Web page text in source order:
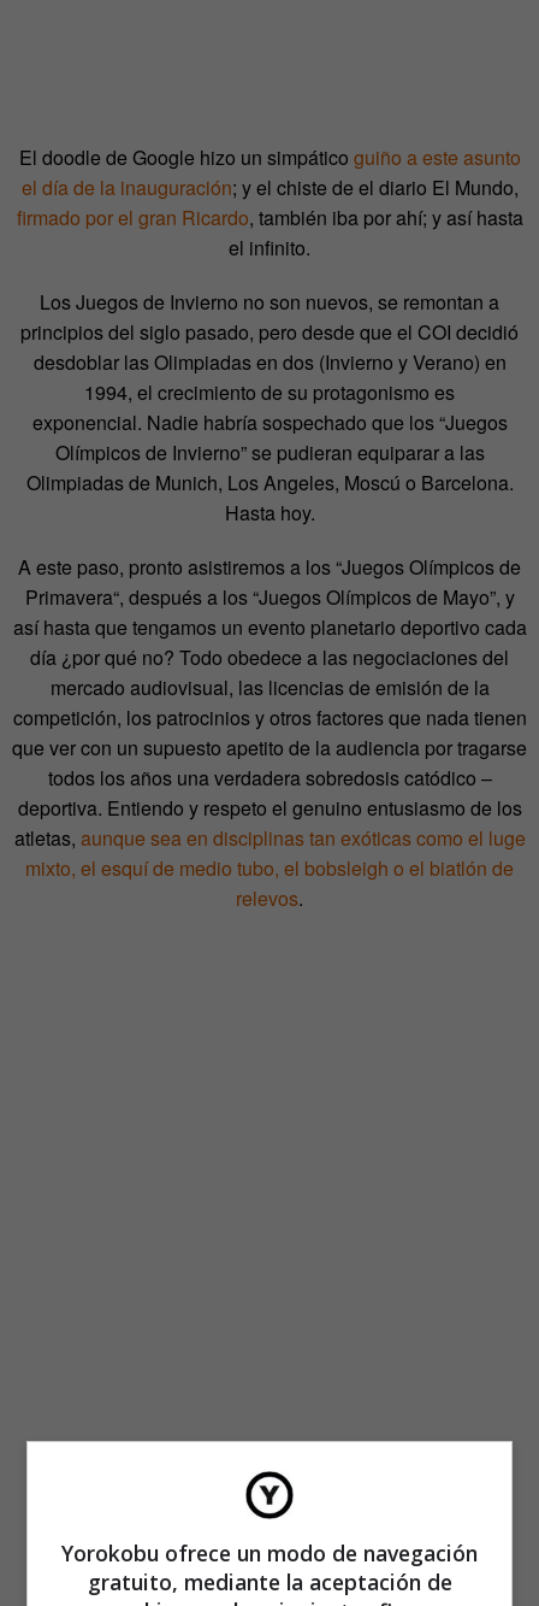
El doodle de Google hizo un simpático guiño a este asunto
el día de la inauguración; y el chiste de el diario El Mundo,
firmado por el gran Ricardo, también iba por ahí; y así hasta
el infinito.
Los Juegos de Invierno no son nuevos, se remontan a
principios del siglo pasado, pero desde que el COI decidió
desdoblar las Olimpiadas en dos (Invierno y Verano) en
1994, el crecimiento de su protagonismo es
exponencial. Nadie habría sospechado que los “Juegos
Olímpicos de Invierno” se pudieran equiparar a las
Olimpiadas de Munich, Los Angeles, Moscú o Barcelona.
Hasta hoy.
A este paso, pronto asistiremos a los “Juegos Olímpicos de
Primavera“, después a los “Juegos Olímpicos de Mayo”, y
así hasta que tengamos un evento planetario deportivo cada
día ¿por qué no? Todo obedece a las negociaciones del
mercado audiovisual, las licencias de emisión de la
competición, los patrocinios y otros factores que nada tienen
que ver con un supuesto apetito de la audiencia por tragarse
todos los años una verdadera sobredosis catódico –
deportiva. Entiendo y respeto el genuino entusiasmo de los
atletas, aunque sea en disciplinas tan exóticas como el luge
mixto, el esquí de medio tubo, el bobsleigh o el biatlón de
relevos.
Yorokobu ofrece un modo de navegación
gratuito, mediante la aceptación de